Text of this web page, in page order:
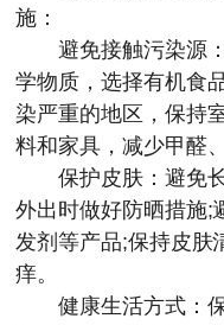
施：
避免接触污染源：
学物质，选择有机食
染严重的地区，保持
料和家具，减少甲醛
保护皮肤：避免长
外出时做好防晒措施;
发剂等产品;保持皮肤
痒。
健康生活方式：保